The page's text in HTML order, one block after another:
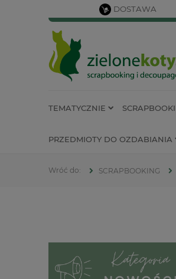
DOSTAWA
TEMATYCZNIE
PRZEDMIOTY DO OZDABIANIA
SCRAPBOOKING